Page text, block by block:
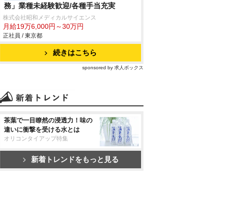
務」業種未経験歓迎/各種手当充実
株式会社昭和メディカルサイエンス
月給19万6,000円～30万円
正社員 / 東京都
続きはこちら
sponsored by 求人ボックス
茶葉で一目瞭然の浸透力！味の
違いに衝撃を受ける水とは
オリコンタイアップ特集
新着トレンドをもっと見る